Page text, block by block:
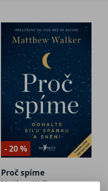
- 20 %
Proč spíme
Matthew Walker